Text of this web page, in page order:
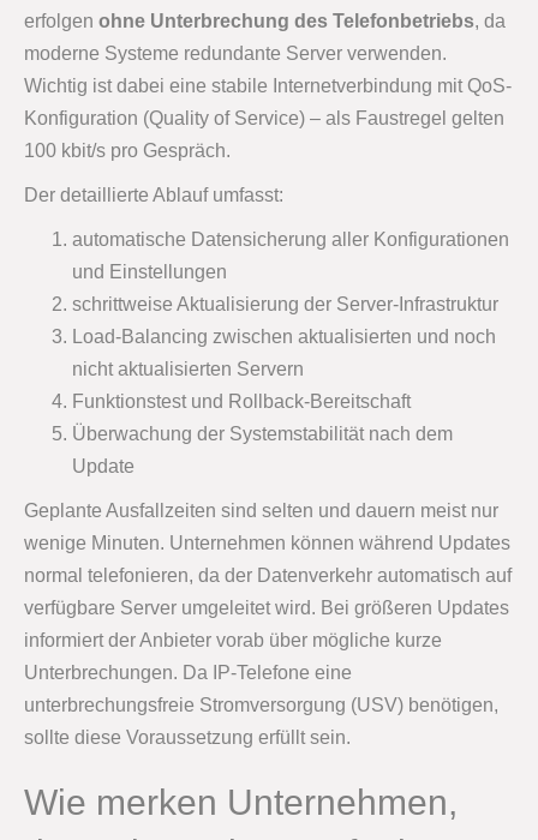
erfolgen ohne Unterbrechung des Telefonbetriebs, da
moderne Systeme redundante Server verwenden.
Wichtig ist dabei eine stabile Internetverbindung mit QoS-
Konfiguration (Quality of Service) – als Faustregel gelten
100 kbit/s pro Gespräch.
Der detaillierte Ablauf umfasst:
automatische Datensicherung aller Konfigurationen
und Einstellungen
schrittweise Aktualisierung der Server-Infrastruktur
Load-Balancing zwischen aktualisierten und noch
nicht aktualisierten Servern
Funktionstest und Rollback-Bereitschaft
Überwachung der Systemstabilität nach dem
Update
Geplante Ausfallzeiten sind selten und dauern meist nur
wenige Minuten. Unternehmen können während Updates
normal telefonieren, da der Datenverkehr automatisch auf
verfügbare Server umgeleitet wird. Bei größeren Updates
informiert der Anbieter vorab über mögliche kurze
Unterbrechungen. Da IP-Telefone eine
unterbrechungsfreie Stromversorgung (USV) benötigen,
sollte diese Voraussetzung erfüllt sein.
Wie merken Unternehmen,